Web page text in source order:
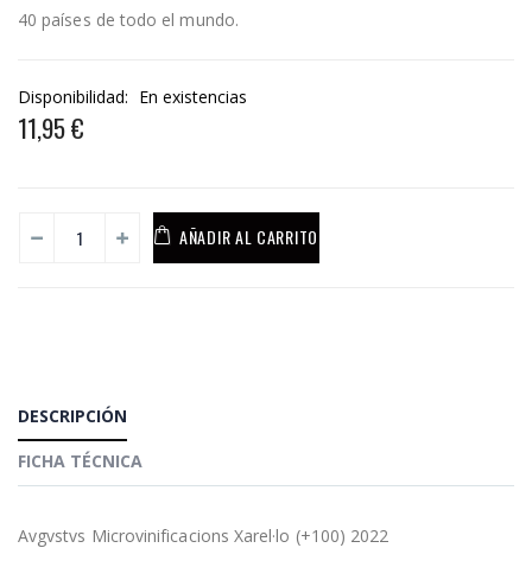
40 países de todo el mundo.
Disponibilidad: En existencias
11,95 €
AÑADIR AL CARRITO
DESCRIPCIÓN
FICHA TÉCNICA
Avgvstvs Microvinificacions Xarel·lo (+100) 2022